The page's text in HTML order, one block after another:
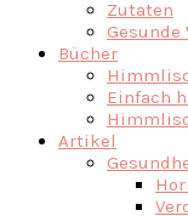
Zutaten
Bücher
Einfach
Artikel